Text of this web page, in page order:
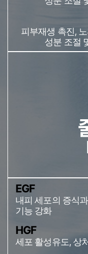
피부재생 촉진,
성분 조절
EGF
내피 세포의 증식
기능 강화
HGF
세포 활성유도, 상